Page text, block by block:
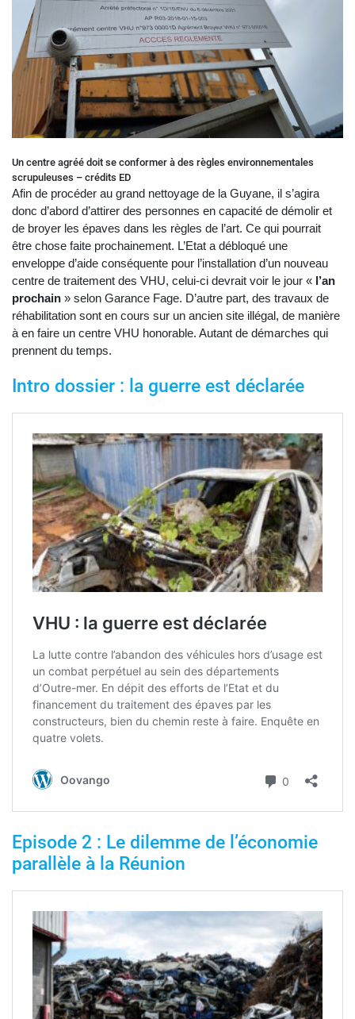
Un centre agréé doit se conformer à des règles environnementales
scrupuleuses – crédits ED
Afin de procéder au grand nettoyage de la Guyane, il s’agira
donc d’abord d’attirer des personnes en capacité de démolir et
de broyer les épaves dans les règles de l’art. Ce qui pourrait
être chose faite prochainement. L’Etat a débloqué une
enveloppe d’aide conséquente pour l’installation d’un nouveau
centre de traitement des VHU, celui-ci devrait voir le jour « l’an
prochain » selon Garance Fage. D’autre part, des travaux de
réhabilitation sont en cours sur un ancien site illégal, de manière
à en faire un centre VHU honorable. Autant de démarches qui
prennent du temps.
Intro dossier : la guerre est déclarée
Episode 2 : Le dilemme de l’économie
parallèle à la Réunion